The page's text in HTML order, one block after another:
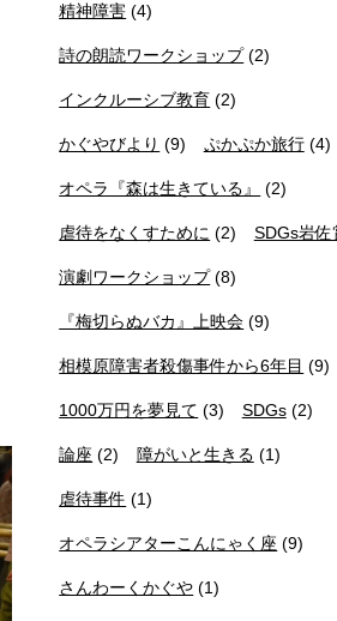
精神障害 (4)
詩の朗読ワークショップ(2)
インクルーシブ教育 (2)
かぐやびより (9) ぷかぷか旅行(4)
オペラ『森は生きている』 (2)
虐待をなくすために (2) SDGs岩佐
演劇ワークショップ(8)
『梅切らぬバカ』上映会 (9)
相模原障害者殺傷事件から6年目 (9)
1000万円を夢見て (3) SDGs(2)
論座 (2) 障がいと生きる (1)
虐待事件 (1)
オペラシアターこんにゃく座 (9)
さんわーくかぐや (1)